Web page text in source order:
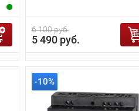
6 100 руб.
5 490 руб.
-10%